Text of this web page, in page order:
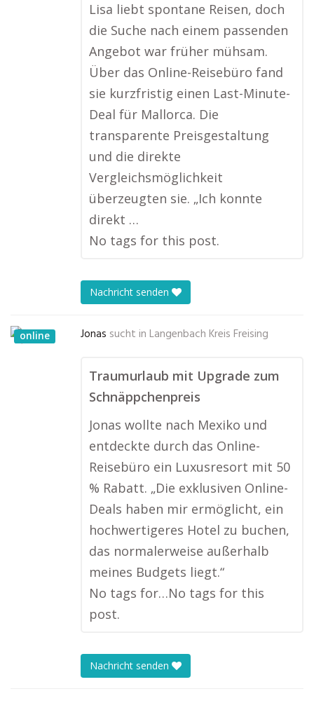
Lisa liebt spontane Reisen, doch
die Suche nach einem passenden
Angebot war früher mühsam.
Über das Online-Reisebüro fand
sie kurzfristig einen Last-Minute-
Deal für Mallorca. Die
transparente Preisgestaltung
und die direkte
Vergleichsmöglichkeit
überzeugten sie. „Ich konnte
direkt …
No tags for this post.
Nachricht senden
online Jonas sucht in Langenbach Kreis Freising
Traumurlaub mit Upgrade zum
Schnäppchenpreis
Jonas wollte nach Mexiko und
entdeckte durch das Online-
Reisebüro ein Luxusresort mit 50
% Rabatt. „Die exklusiven Online-
Deals haben mir ermöglicht, ein
hochwertigeres Hotel zu buchen,
das normalerweise außerhalb
meines Budgets liegt.“
No tags for…No tags for this
post.
Nachricht senden